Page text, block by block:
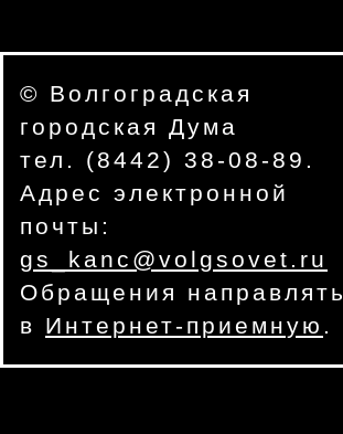
© Волгоградская
городская Дума
тел. (8442) 38-08-89.
Адрес электронной
почты:
gs_kanc@volgsovet.ru
Обращения направлять
в Интернет-приемную .